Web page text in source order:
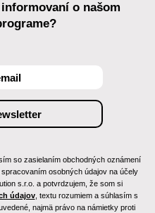
o našom
so zasielaním obchodných oznámení
osobných údajov na účely
s.r.o. a potvrdzujem, že som si
údajov, textu rozumiem a súhlasím s
najmä právo na námietky proti